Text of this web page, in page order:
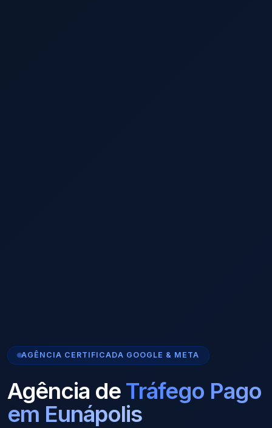
AGÊNCIA CERTIFICADA GOOGLE & META
Agência de Tráfego Pago
em Eunápolis